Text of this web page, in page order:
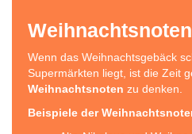
Weihnachtsnoten
Wenn das Weihnachtsgebäck
Supermärkten liegt, ist die Zeit
Weihnachtsnoten zu denken.
Beispiele der